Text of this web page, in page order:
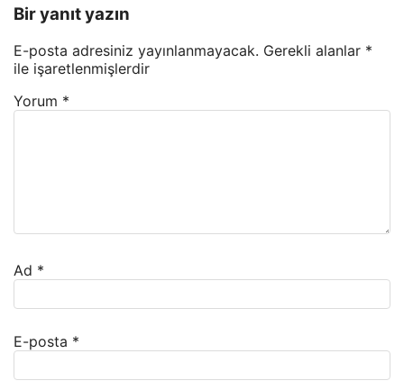
Bir yanıt yazın
E-posta adresiniz yayınlanmayacak. Gerekli alanlar *
ile işaretlenmişlerdir
Yorum *
Ad *
E-posta *